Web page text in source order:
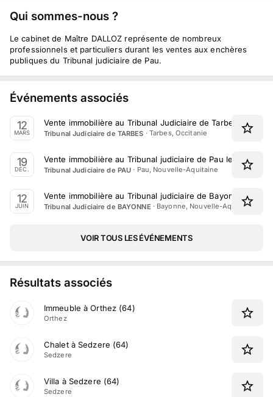
Qui sommes-nous ?
Le cabinet de Maître DALLOZ représente de nombreux
professionnels et particuliers durant les ventes aux enchères
publiques du Tribunal judiciaire de Pau.
Événements associés
12
MARS
Vente immobilière au Tribunal Judiciaire de Tarbes le 12
Tribunal Judiciaire de TARBES · Tarbes, Occitanie
19
DÉC.
Vente immobilière au Tribunal judiciaire de Pau le 19
Tribunal Judiciaire de PAU · Pau, Nouvelle-Aquitaine
12
JUIN
Vente immobilière au Tribunal judiciaire de Bayonne le 12
Tribunal Judiciaire de BAYONNE · Bayonne, Nouvelle-Aquitaine
VOIR TOUS LES ÉVÉNEMENTS
Résultats associés
Immeuble à Orthez (64)
Orthez
Chalet à Sedzere (64)
Sedzere
Villa à Sedzere (64)
Sedzere